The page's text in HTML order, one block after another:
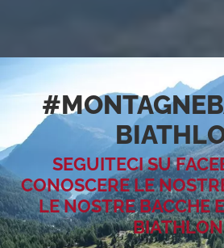
SEGUITECI SU
CONOSCERE LE
LE NOSTRE BACCHE